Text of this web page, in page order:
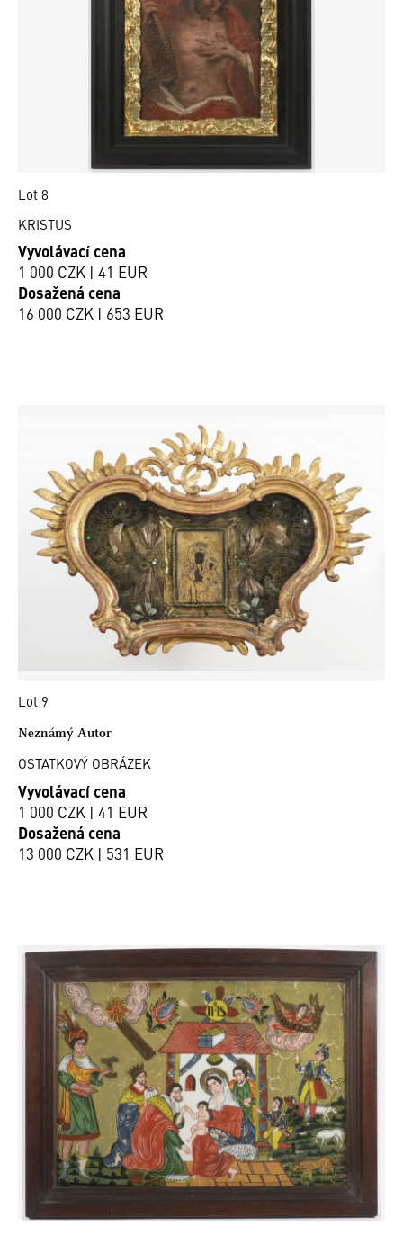
Lot 8
KRISTUS
Vyvolávací cena
1 000 CZK | 41 EUR
Dosažená cena
16 000 CZK | 653 EUR
Lot 9
Neznámý Autor
OSTATKOVÝ OBRÁZEK
Vyvolávací cena
1 000 CZK | 41 EUR
Dosažená cena
13 000 CZK | 531 EUR